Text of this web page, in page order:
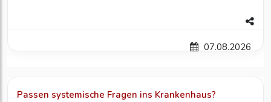
07.08.2026
Passen systemische Fragen ins Krankenhaus?